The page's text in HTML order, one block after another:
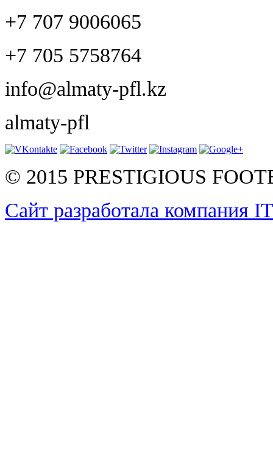
+7 707 9006065
+7 705 5758764
info@almaty-pfl.kz
almaty-pfl
© 2015 PRESTIGIOUS
Сайт разработала компания